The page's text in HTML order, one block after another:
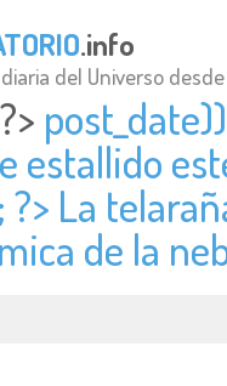
.info
del Universo
estallido
La
de la